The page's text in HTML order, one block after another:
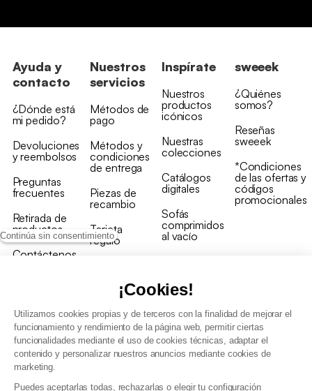
Continúa sin consentimiento
¡Cookies!
Utilizamos cookies propias y de terceros con la finalidad de mejorar el
funcionamiento y rendimiento de la página web, permitir ciertas
funcionalidades mediante el uso de cookies técnicas, adaptar el
contenido y personalizar nuestros anuncios mediante cookies de
marketing.
Puedes aceptarlas todas, rechazarlas o elegir tu configuración
Ayuda y
contacto
¿Dónde está
mi pedido?
Devoluciones
y reembolsos
Preguntas
frecuentes
Retirada de
productos
Contáctenos
Nuestros
servicios
Métodos de
pago
Métodos y
condiciones
de entrega
Piezas de
recambio
Tarjeta
regalo
Inspírate
Nuestros
productos
icónicos
Nuestras
colecciones
Catálogos
digitales
Sofás
comprimidos
al vacío
sweeek
¿Quiénes
somos?
Reseñas
sweeek
*Condiciones
de las ofertas y
códigos
promocionales